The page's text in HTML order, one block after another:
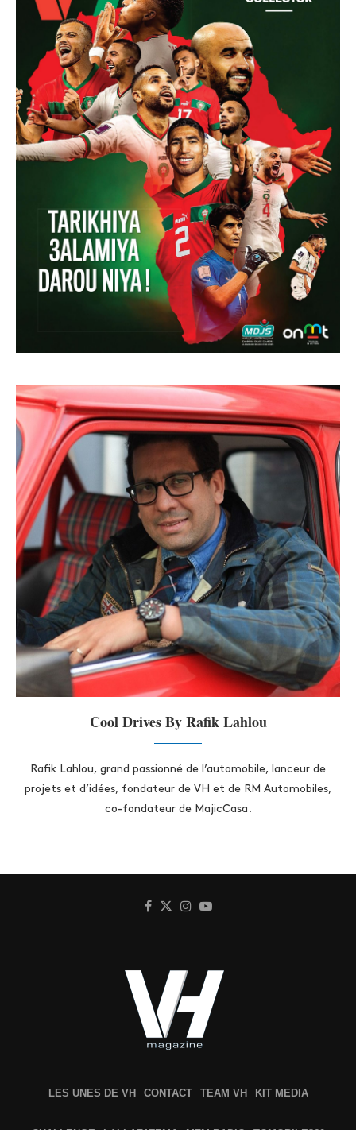
Cool Drives By Rafik Lahlou
Rafik Lahlou, grand passionné de l’automobile, lanceur de
projets et d’idées, fondateur de VH et de RM Automobiles,
co-fondateur de MajicCasa.
LES UNES DE VH CONTACT TEAM VH KIT MEDIA